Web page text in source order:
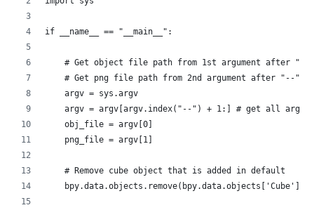
if __name__ == "__main__":
# Get object file path from 1st argument after "--
    # Get png file path from 2nd argument after "--".
    argv = sys.argv
argv = argv[argv.index("--") + 1:] # get all args
    obj_file = argv[0]
    png_file = argv[1]
    # Remove cube object that is added in default
    bpy.data.objects.remove(bpy.data.objects['Cube'])